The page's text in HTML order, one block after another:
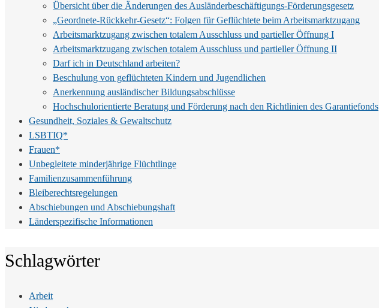
Übersicht über die Änderungen des Ausländerbeschäftigungs-Förderungsgesetz
„Geordnete-Rückkehr-Gesetz“: Folgen für Geflüchtete beim Arbeitsmarktzugang
Arbeitsmarktzugang zwischen totalem Ausschluss und partieller Öffnung I
Arbeitsmarktzugang zwischen totalem Ausschluss und partieller Öffnung II
Darf ich in Deutschland arbeiten?
Beschulung von geflüchteten Kindern und Jugendlichen
Anerkennung ausländischer Bildungsabschlüsse
Hochschulorientierte Beratung und Förderung nach den Richtlinien des Garantiefonds
Gesundheit, Soziales & Gewaltschutz
LSBTIQ*
Frauen*
Unbegleitete minderjährige Flüchtlinge
Familienzusammenführung
Bleiberechtsregelungen
Abschiebungen und Abschiebungshaft
Länderspezifische Informationen
Schlagwörter
Arbeit